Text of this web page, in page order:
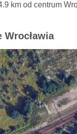
km od centrum
Wrocławia